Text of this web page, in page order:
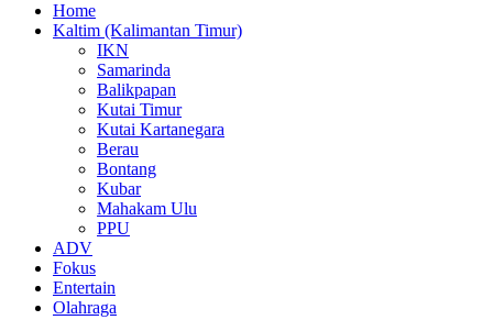
Home
Kaltim (Kalimantan Timur)
IKN
Samarinda
Balikpapan
Kutai Timur
Kutai Kartanegara
Berau
Bontang
Kubar
Mahakam Ulu
PPU
ADV
Fokus
Entertain
Olahraga